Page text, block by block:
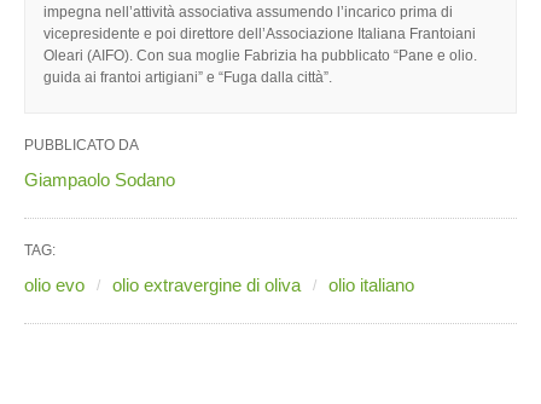
impegna nell’attività associativa assumendo l’incarico prima di
vicepresidente e poi direttore dell’Associazione Italiana Frantoiani
Oleari (AIFO). Con sua moglie Fabrizia ha pubblicato “Pane e olio.
guida ai frantoi artigiani” e “Fuga dalla città”.
PUBBLICATO DA
Giampaolo Sodano
TAG:
olio evo olio extravergine di oliva olio italiano